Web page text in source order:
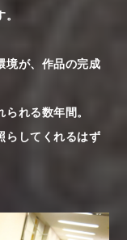
境が、作品の完成
れる数年間。
らしてくれるはず